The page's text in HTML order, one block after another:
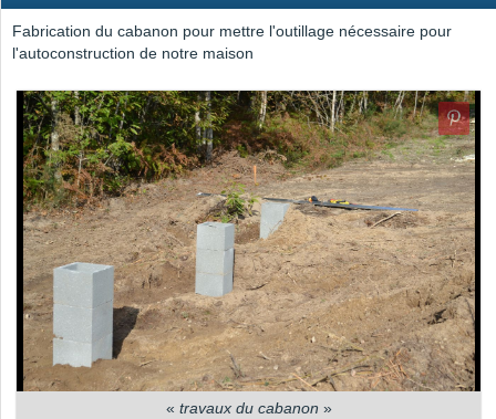
Fabrication du cabanon pour mettre l'outillage nécessaire pour
l'autoconstruction de notre maison
« travaux du cabanon »